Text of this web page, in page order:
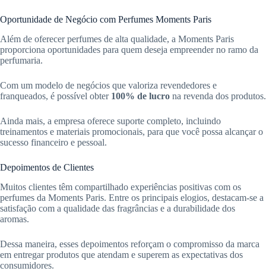
Oportunidade de Negócio com Perfumes Moments Paris
Além de oferecer perfumes de alta qualidade, a Moments Paris
proporciona oportunidades para quem deseja empreender no ramo da
perfumaria.
Com um modelo de negócios que valoriza revendedores e
franqueados, é possível obter 100% de lucro na revenda dos produtos.
Ainda mais, a empresa oferece suporte completo, incluindo
treinamentos e materiais promocionais, para que você possa alcançar o
sucesso financeiro e pessoal.
Depoimentos de Clientes
Muitos clientes têm compartilhado experiências positivas com os
perfumes da Moments Paris. Entre os principais elogios, destacam-se a
satisfação com a qualidade das fragrâncias e a durabilidade dos
aromas.
Dessa maneira, esses depoimentos reforçam o compromisso da marca
em entregar produtos que atendam e superem as expectativas dos
consumidores.